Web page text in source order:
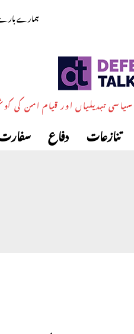
ہمارے
تبدیلیاں اور قیام امن کی
تنازعات دفاع